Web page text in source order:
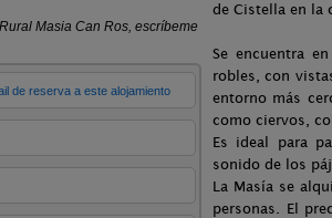
de Cistella en la
Se encuentra
robles, con
entorno más
como ciervos,
Es ideal para
sonido de los
La Masía se
personas. El